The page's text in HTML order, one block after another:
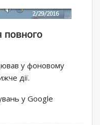
повного
у фоновому
дії.
у Google